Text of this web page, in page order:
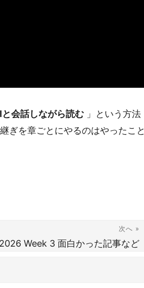
会話しながら読む 」という方法
ぎを章ごとにやるのはやったこと
次へ »
2026 Week 3 面白かった記事など